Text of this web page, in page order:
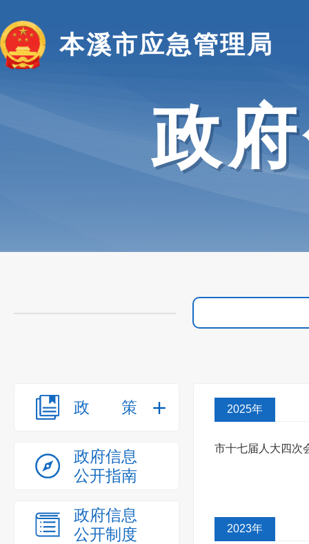
本溪市应急管理局
政
政策
政府信息
公开指南
政府信息
公开制度
2025年
市十七届人大四次
2023年